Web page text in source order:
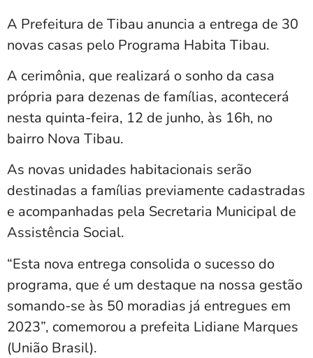
A Prefeitura de Tibau anuncia a entrega de 30
novas casas pelo Programa Habita Tibau.
A cerimônia, que realizará o sonho da casa
própria para dezenas de famílias, acontecerá
nesta quinta-feira, 12 de junho, às 16h, no
bairro Nova Tibau.
As novas unidades habitacionais serão
destinadas a famílias previamente cadastradas
e acompanhadas pela Secretaria Municipal de
Assistência Social.
“Esta nova entrega consolida o sucesso do
programa, que é um destaque na nossa gestão
somando-se às 50 moradias já entregues em
2023”, comemorou a prefeita Lidiane Marques
(União Brasil).